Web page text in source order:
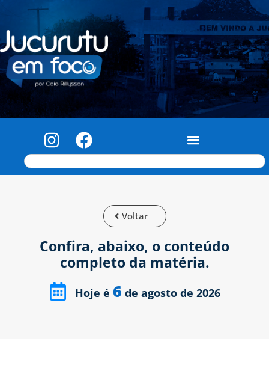
Voltar
Confira, abaixo, o conteúdo
completo da matéria.
Hoje é 6 de agosto de 2026